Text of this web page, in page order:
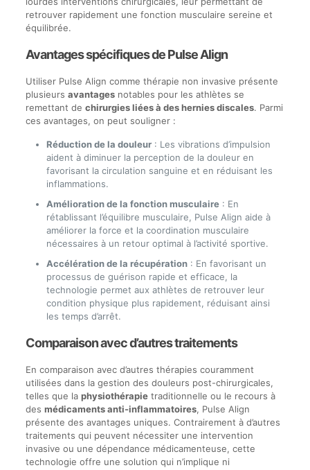
retrouver rapidement une fonction musculaire sereine et
équilibrée.
Avantages spécifiques de Pulse Align
Utiliser Pulse Align comme thérapie non invasive présente
plusieurs avantagesnotables pour les athlètes se
remettant de chirurgies liées à des hernies discales. Parmi
ces avantages, on peut souligner :
Réduction de la douleur: Les vibrations d’impulsion
aident à diminuer la perception de la douleur en
favorisant la circulation sanguine et en réduisant les
inflammations.
Amélioration de la fonction musculaire: En
rétablissant l’équilibre musculaire, Pulse Align aide à
améliorer la force et la coordination musculaire
nécessaires à un retour optimal à l’activité sportive.
Accélération de la récupération: En favorisant un
processus de guérison rapide et efficace, la
technologie permet aux athlètes de retrouver leur
condition physique plus rapidement, réduisant ainsi
les temps d’arrêt.
Comparaison avec d’autres traitements
En comparaison avec d’autres thérapies couramment
utilisées dans la gestion des douleurs post-chirurgicales,
telles que la physiothérapietraditionnelle ou le recours à
des médicaments anti-inflammatoires, Pulse Align
présente des avantages uniques. Contrairement à d’autres
traitements qui peuvent nécessiter une intervention
invasive ou une dépendance médicamenteuse, cette
technologie offre une solution qui n’implique ni